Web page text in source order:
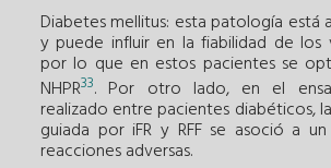
Diabetes mellitus: esta patología está
y puede influir en la fiabilidad de los
por lo que en estos pacientes se
NHPR33. Por otro lado, en el
realizado entre pacientes diabéticos,
guiada por iFR y RFF se asoció a
reacciones adversas.